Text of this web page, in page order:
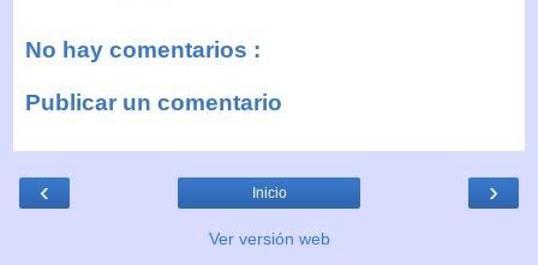
No hay comentarios :
Publicar un comentario
‹ ›
Inicio
Ver versión web